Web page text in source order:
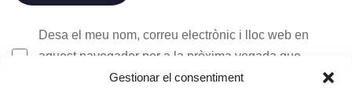
Gestionar el consentiment
Desa el meu nom, correu electrònic i lloc web en
aquest navegador per a la pròxima vegada que